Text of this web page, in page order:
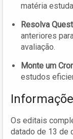
matéria
Resolva
anteriores
avaliação.
Monte um
estudos
Os editais
datado de 13 de